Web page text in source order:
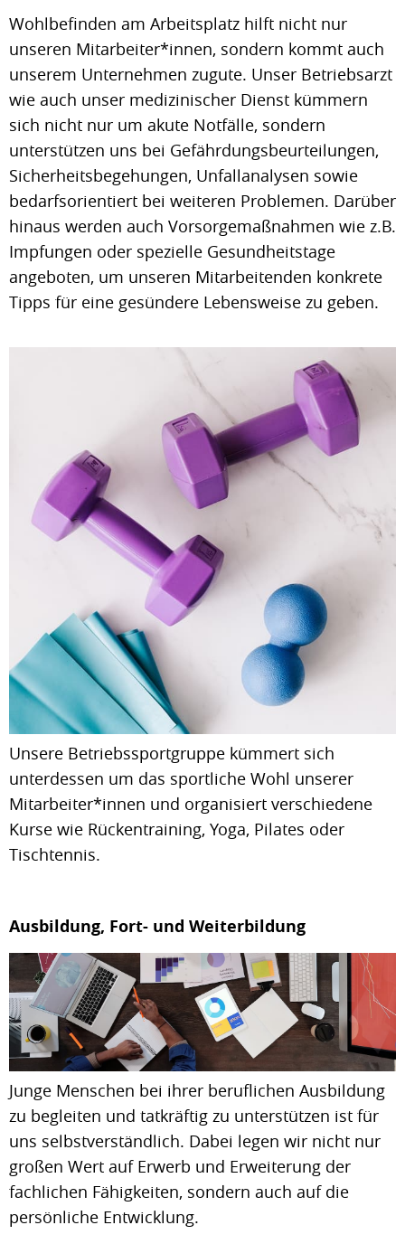
Wohlbefinden am Arbeitsplatz hilft nicht nur
unseren Mitarbeiter*innen, sondern kommt auch
unserem Unternehmen zugute. Unser Betriebsarzt
wie auch unser medizinischer Dienst kümmern
sich nicht nur um akute Notfälle, sondern
unterstützen uns bei Gefährdungsbeurteilungen,
Sicherheitsbegehungen, Unfallanalysen sowie
bedarfsorientiert bei weiteren Problemen. Darüber
hinaus werden auch Vorsorgemaßnahmen wie z.B.
Impfungen oder spezielle Gesundheitstage
angeboten, um unseren Mitarbeitenden konkrete
Tipps für eine gesündere Lebensweise zu geben.
Unsere Betriebssportgruppe kümmert sich
unterdessen um das sportliche Wohl unserer
Mitarbeiter*innen und organisiert verschiedene
Kurse wie Rückentraining, Yoga, Pilates oder
Tischtennis.
Ausbildung, Fort- und Weiterbildung
Junge Menschen bei ihrer beruflichen Ausbildung
zu begleiten und tatkräftig zu unterstützen ist für
uns selbstverständlich. Dabei legen wir nicht nur
großen Wert auf Erwerb und Erweiterung der
fachlichen Fähigkeiten, sondern auch auf die
persönliche Entwicklung.